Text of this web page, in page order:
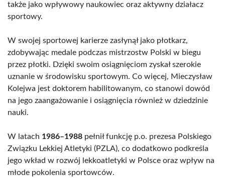
także jako wpływowy naukowiec oraz aktywny działacz
sportowy.
W swojej sportowej karierze zasłynął jako płotkarz,
zdobywając medale podczas mistrzostw Polski w biegu
przez płotki. Dzięki swoim osiągnięciom zyskał szerokie
uznanie w środowisku sportowym. Co więcej, Mieczysław
Kolejwa jest doktorem habilitowanym, co stanowi dowód
na jego zaangażowanie i osiągnięcia również w dziedzinie
nauki.
W latach 1986–1988 pełnił funkcję p.o. prezesa Polskiego
Związku Lekkiej Atletyki (PZLA), co dodatkowo podkreśla
jego wkład w rozwój lekkoatletyki w Polsce oraz wpływ na
młode pokolenia sportowców.